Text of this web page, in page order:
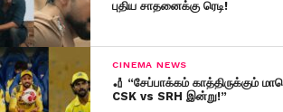
புதிய சாதனைக்கு ரெடி!
CINEMA NEWS
🏏 “சேப்பாக்கம் காத்திருக்கும்
CSK vs SRH இன்று!”